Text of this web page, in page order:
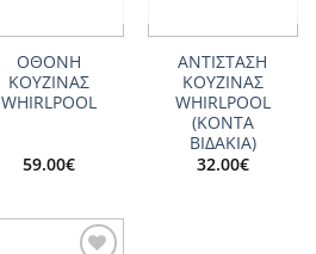
ΟΘΟΝΗ
ΚΟΥΖΙΝΑΣ
WHIRLPOOL
59.00€
ΑΝΤΙΣΤΑΣΗ
ΚΟΥΖΙΝΑΣ
WHIRLPOOL
(ΚΟΝΤΑ
ΒΙΔΑΚΙΑ)
32.00€